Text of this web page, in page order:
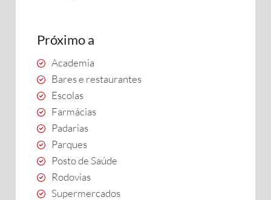
Próximo a
Academia
Bares e restaurantes
Escolas
Farmácias
Padarias
Parques
Posto de Saúde
Rodovias
Supermercados